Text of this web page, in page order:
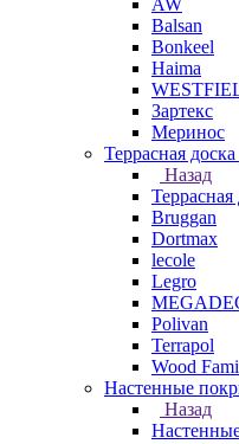
AW
Balsan
Bonkeel
Haima
Зартекс
Меринос
Террасная доска
Назад
Террасная
Bruggan
Dortmax
lecole
Legro
Polivan
Terrapol
Wood
Настенные
Назад